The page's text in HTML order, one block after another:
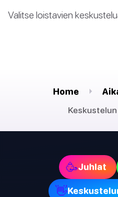
Valitse loistavien
Home
🥳Juhlat
👋